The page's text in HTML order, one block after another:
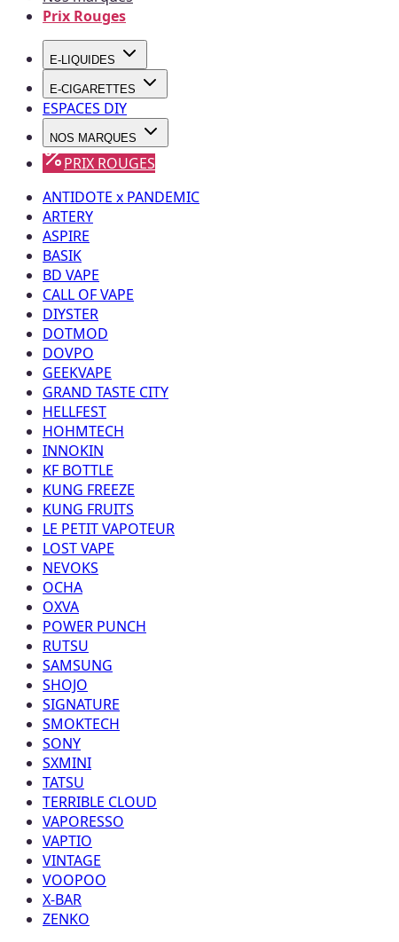
Prix Rouges
E-LIQUIDES
E-CIGARETTES
ESPACES DIY
NOS MARQUES
PRIX ROUGES
ANTIDOTE x PANDEMIC
ARTERY
ASPIRE
BASIK
BD VAPE
CALL OF VAPE
DIYSTER
DOTMOD
DOVPO
GEEKVAPE
GRAND TASTE CITY
HELLFEST
HOHMTECH
INNOKIN
KF BOTTLE
KUNG FREEZE
KUNG FRUITS
LE PETIT VAPOTEUR
LOST VAPE
NEVOKS
OCHA
OXVA
POWER PUNCH
RUTSU
SAMSUNG
SHOJO
SIGNATURE
SMOKTECH
SONY
SXMINI
TATSU
TERRIBLE CLOUD
VAPORESSO
VAPTIO
VINTAGE
VOOPOO
X-BAR
ZENKO